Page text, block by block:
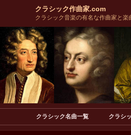
クラシック作曲家.com
クラシック音楽の有名な作曲家と
クラシック名曲一覧 クラシ